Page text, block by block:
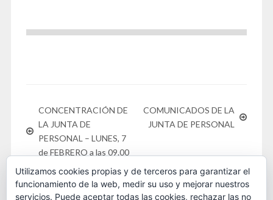
CONCENTRACIÓN DE
LA JUNTA DE
PERSONAL – LUNES, 7
de FEBRERO a las 09.00
COMUNICADOS DE LA
JUNTA DE PERSONAL
Utilizamos cookies propias y de terceros para garantizar el
funcionamiento de la web, medir su uso y mejorar nuestros
servicios. Puede aceptar todas las cookies, rechazar las no